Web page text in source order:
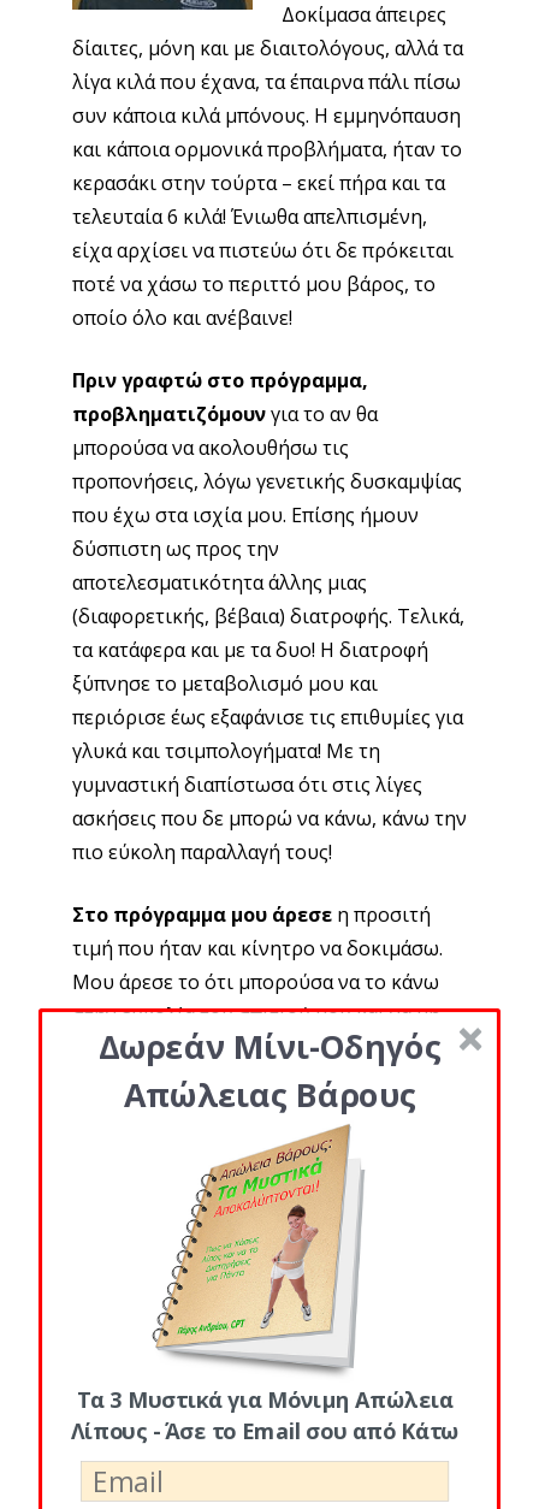
Δοκίμασα άπειρες
δίαιτες, μόνη και με διαιτολόγους, αλλά τα
λίγα κιλά που έχανα, τα έπαιρνα πάλι πίσω
συν κάποια κιλά μπόνους. Η εμμηνόπαυση
και κάποια ορμονικά προβλήματα, ήταν το
κερασάκι στην τούρτα – εκεί πήρα και τα
τελευταία 6 κιλά! Ένιωθα απελπισμένη,
είχα αρχίσει να πιστεύω ότι δε πρόκειται
ποτέ να χάσω το περιττό μου βάρος, το
οποίο όλο και ανέβαινε!
Πριν γραφτώ στο πρόγραμμα,
προβληματιζόμουνγια το αν θα
μπορούσα να ακολουθήσω τις
προπονήσεις, λόγω γενετικής δυσκαμψίας
που έχω στα ισχία μου. Επίσης ήμουν
δύσπιστη ως προς την
αποτελεσματικότητα άλλης μιας
(διαφορετικής, βέβαια) διατροφής. Τελικά,
τα κατάφερα και με τα δυο! Η διατροφή
ξύπνησε το μεταβολισμό μου και
περιόρισε έως εξαφάνισε τις επιθυμίες για
γλυκά και τσιμπολογήματα! Με τη
γυμναστική διαπίστωσα ότι στις λίγες
ασκήσεις που δε μπορώ να κάνω, κάνω την
πιο εύκολη παραλλαγή τους!
Στο πρόγραμμα μου άρεσεη προσιτή
τιμή που ήταν και κίνητρο να δοκιμάσω.
Μου άρεσε το ότι μπορούσα να το κάνω
στην ευκολία του σπιτιού μου και να μη
τρέχω σε διαιτολόγους και γυμναστήρια.
Μου άρεσε το ότι από την πρώτη κιόλας
εβδομάδα, άρχισα να βλέπω αποτελέσματα
και να νιώθω καλύτερα, γεγονός που με
ενθάρρυνε να συνεχίσω και να μην κάνω
παρασπονδίες. Τέλος, μου άρεσε η
συνεχής ανατροφοδότηση με την ομάδα
μας στο Facebook και τον Πάρη. Οι
συμβουλές αλλά και κάποια ‘μότο’
χαράχτηκαν στο μυαλό μου και με
πείσμωσαν να μείνω πιστή στην
προσπάθειά μου!
Μέσα σε 12 εβδομάδες έχασα 10 κιλά,
Δωρεάν Μίνι-Οδηγός
Απώλειας Βάρους
Τα 3 Μυστικά για Μόνιμη Απώλεια
Λίπους - Άσε το Email σου από Κάτω